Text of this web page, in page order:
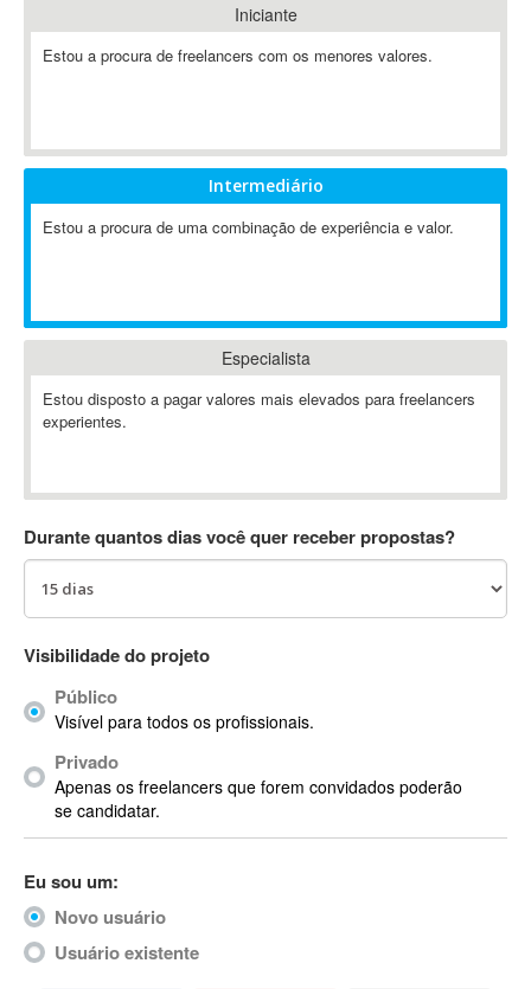
A-GPS
ABAP
Abaqus
ABBYY FineReader
Ableton
Ableton Push
Abstract
AC3
ACID Pro
ACPI
Acrobat
Acrobat X
Acronis
ACT
Actimize
ActionScript
ActionScript 3
Iniciante
Estou a procura de freelancers com os menores valores.
Intermediário
Estou a procura de uma combinação de experiência e valor.
Especialista
Estou disposto a pagar valores mais elevados para freelancers
experientes.
Durante quantos dias você quer receber propostas?
Visibilidade do projeto
Público
Visível para todos os profissionais.
Privado
Apenas os freelancers que forem convidados poderão
se candidatar.
Eu sou um:
Novo usuário
Usuário existente